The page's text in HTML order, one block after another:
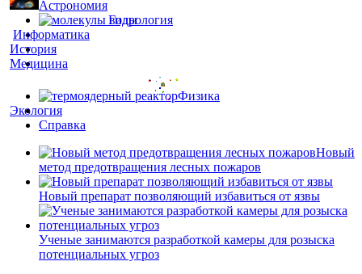
Астрономия
Гидрология
Информатика
История
Медицина
Физика
Экология
Справка
Новый
метод предотвращения лесных пожаров
Новый препарат позволяющий избавиться от язвы
Ученые занимаются разработкой камеры для розыска
потенциальных угроз